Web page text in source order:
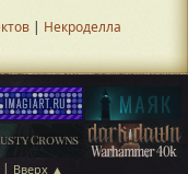
| Некроделла
| Вверх ▲